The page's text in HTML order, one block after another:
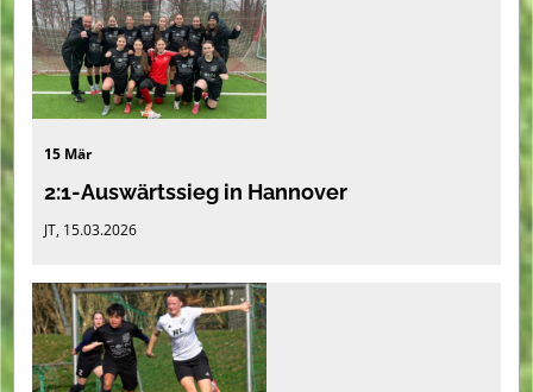
15 Mär
2:1-Auswärtssieg in Hannover
JT, 15.03.2026